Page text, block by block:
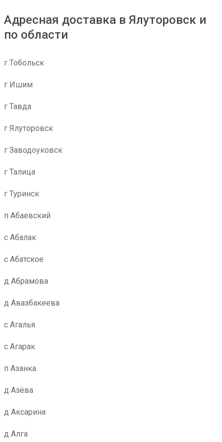
Адресная доставка в Ялуторовск и
по области
г Тобольск
г Ишим
г Тавда
г Ялуторовск
г Заводоуковск
г Талица
г Туринск
п Абаевский
с Абалак
с Абатское
д Абрамова
д Авазбакеева
с Агалья
с Агарак
п Азанка
д Азёва
д Аксарина
д Алга